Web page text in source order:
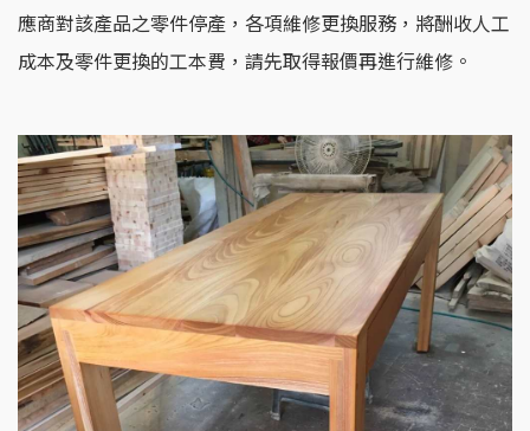
應商對該產品之零件停產，各項維修更換服務，將酬收人工
成本及零件更換的工本費，請先取得報價再進行維修。